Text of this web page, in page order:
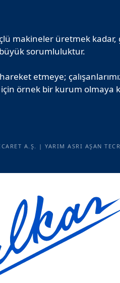
makineler üretmek kadar,
sorumluluktur.
etmeye;
örnek bir kurum olmaya
A.Ş. | YARIM ASRI AŞAN